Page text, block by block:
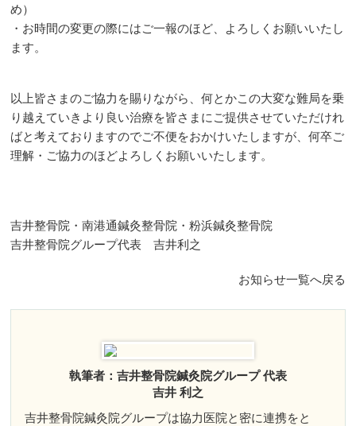
TFCC損傷
側弯症
手指のしびれ
ばね指
背中痛
め）
・お時間の変更の際にはご一報のほど、よろしくお願いいたし
ます。
以上皆さまのご協力を賜りながら、何とかこの大変な難局を乗
り越えていきより良い治療を皆さまにご提供させていただけれ
ばと考えておりますのでご不便をおかけいたしますが、何卒ご
理解・ご協力のほどよろしくお願いいたします。
吉井整骨院・南港通鍼灸整骨院・粉浜鍼灸整骨院
吉井整骨院グループ代表 吉井利之
お知らせ一覧へ戻る
執筆者：吉井整骨院鍼灸院グループ 代表
吉井 利之
吉井整骨院鍼灸院グループは協力医院と密に連携をと